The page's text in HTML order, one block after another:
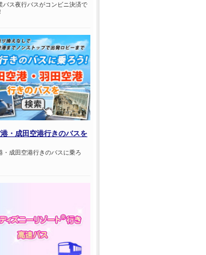
バス夜行バスがコンビニ決済で
・成田空港行きのバスを
・成田空港行きのバスに乗ろ